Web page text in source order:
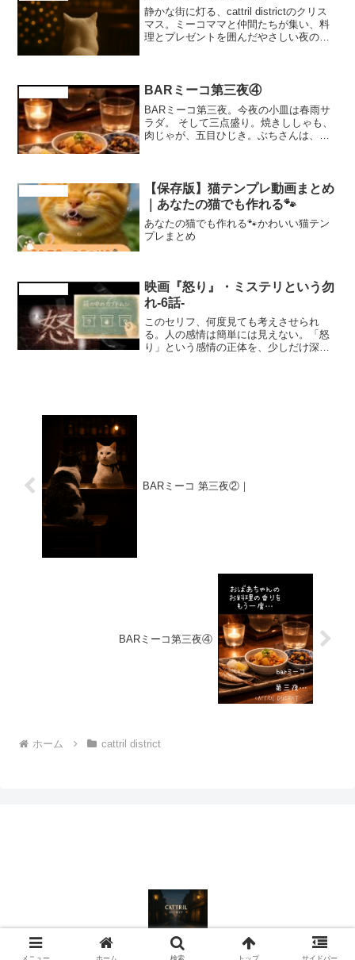
静かな街に灯る、cattril districtのクリス
マス。ミーコママと仲間たちが集い、料
理とプレゼントを囲んだやさしい夜の物
BARミーコ第三夜④
BARミーコ第三夜。今夜の小皿は春雨サ
ラダ。 そして三点盛り。焼きししゃも、
肉じゃが、五目ひじき。ぶちさんは、お
い。
【保存版】猫テンプレ動画まとめ
｜あなたの猫でも作れる🐾
あなたの猫でも作れる🐾かわいい猫テン
プレまとめ
映画『怒り』・ミステリという勿
れ-6話-
このセリフ、何度見ても考えさせられ
る。人の感情は簡単には見えない。「怒
り」という感情の正体を、少しだけ深く
BARミーコ 第三夜②｜
BARミーコ第三夜④
ホーム cattril district
© 2024 cattril district（キャトル・ディストリクト）.
メニュー ホーム 検索 トップ サイドバー